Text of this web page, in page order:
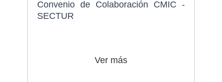
Convenio de Colaboración CMIC -
SECTUR
Ver más